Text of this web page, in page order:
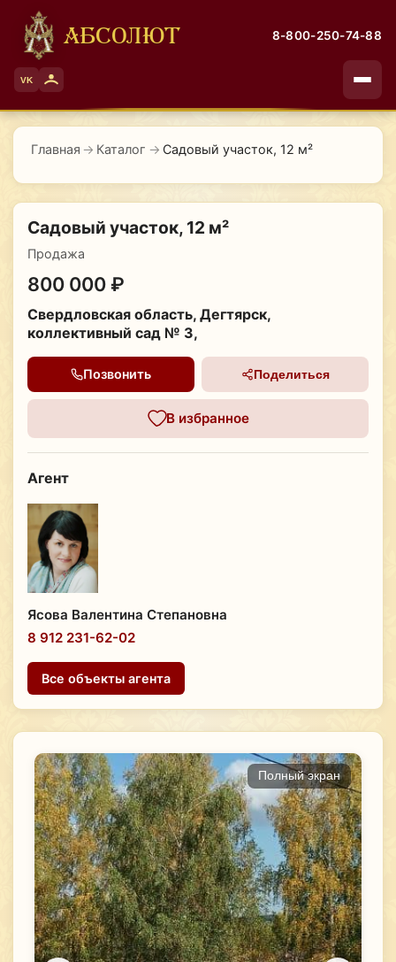
АБСОЛЮТ 8-800-250-74-88
VK
Главная → Каталог → Садовый участок, 12 м²
Полный экран
Садовый участок, 12 м²
Продажа
800 000 ₽
Свердловская область, Дегтярск,
коллективный сад № 3,
Позвонить Поделиться
В избранное
Агент
Ясова Валентина Степановна
8 912 231-62-02
Все объекты агента